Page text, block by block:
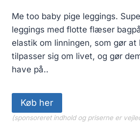
was:
140.00 kr..
is:
60.00
Me too baby pige leggings.
leggings med flotte flæser
elastik om linningen, som gør at
tilpasser sig om livet, og gør
have på..
Køb her
(sponsoreret indhold og priserne er